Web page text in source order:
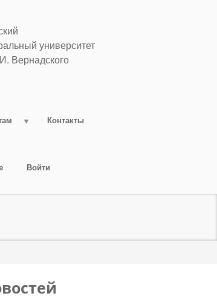
университет
Вернадского
Контакты
Войти